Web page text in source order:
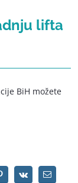
lifta
BiH možete